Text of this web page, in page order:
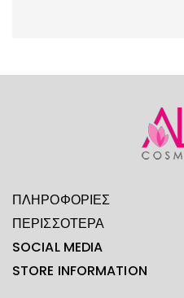
ΠΛΗΡΟΦΟΡΊΕΣ
ΠΕΡΙΣΣΌΤΕΡΑ
SOCIAL MEDIA
STORE INFORMATION